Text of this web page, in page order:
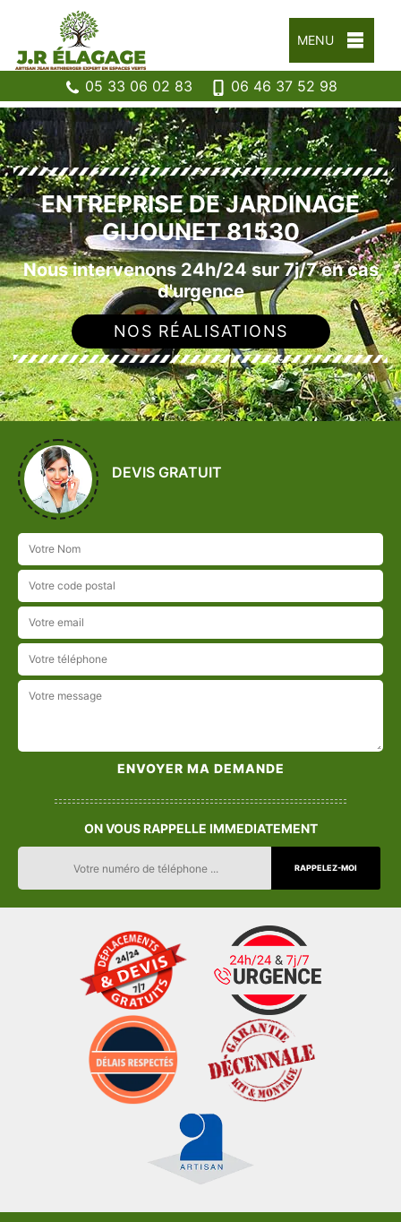
MENU
05 33 06 02 83 06 46 37 52 98
ENTREPRISE DE JARDINAGE
GIJOUNET 81530
Nous intervenons 24h/24 sur 7j/7 en cas
d'urgence
NOS RÉALISATIONS
DEVIS GRATUIT
ON VOUS RAPPELLE IMMEDIATEMENT